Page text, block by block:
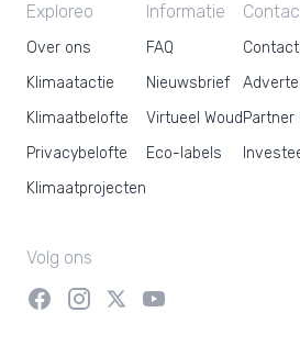
Exploreo
Over ons
Klimaatactie
Klimaatbelofte
Privacybelofte
Klimaatprojecten
Informatie
FAQ
Nieuwsbrief
Virtueel Woud
Eco-labels
Volg ons